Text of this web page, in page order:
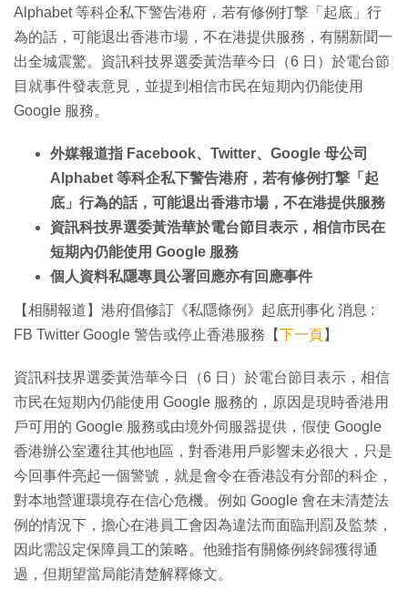
Alphabet 等科企私下警告港府，若有修例打撃「起底」行
為的話，可能退出香港市場，不在港提供服務，有關新聞一
出全城震驚。資訊科技界選委黃浩華今日（6 日）於電台節
目就事件發表意見，並提到相信市民在短期內仍能使用
Google 服務。
外媒報道指 Facebook、Twitter、Google 母公司
Alphabet 等科企私下警告港府，若有修例打撃「起
底」行為的話，可能退出香港市場，不在港提供服務
資訊科技界選委黃浩華於電台節目表示，相信市民在
短期內仍能使用 Google 服務
個人資料私隱專員公署回應亦有回應事件
【相關報道】港府倡修訂《私隱條例》起底刑事化 消息 :
FB Twitter Google 警告或停止香港服務【下一頁】
資訊科技界選委黃浩華今日（6 日）於電台節目表示，相信
市民在短期內仍能使用 Google 服務的，原因是現時香港用
戶可用的 Google 服務或由境外伺服器提供，假使 Google
香港辦公室遷往其他地區，對香港用戶影響未必很大，只是
今回事件亮起一個警號，就是會令在香港設有分部的科企，
對本地營運環境存在信心危機。例如 Google 會在未清楚法
例的情況下，擔心在港員工會因為違法而面臨刑罰及監禁，
因此需設定保障員工的策略。他雖指有關條例終歸獲得通
過，但期望當局能清楚解釋條文。